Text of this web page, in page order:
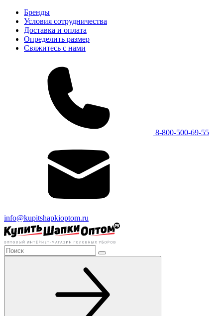
Бренды
Условия сотрудничества
Доставка и оплата
Определить размер
Свяжитесь с нами
8-800-500-69-55
info@kupitshapkioptom.ru